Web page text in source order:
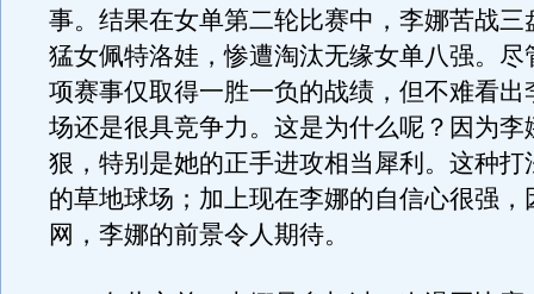
事。结果在女单第二轮比赛中，李娜苦战三
猛女佩特洛娃，惨遭淘汰无缘女单八强。尽
项赛事仅取得一胜一负的战绩，但不难看出
场还是很具竞争力。这是为什么呢？因为李
狠，特别是她的正手进攻相当犀利。这种打
的草地球场；加上现在李娜的自信心很强，
网，李娜的前景令人期待。